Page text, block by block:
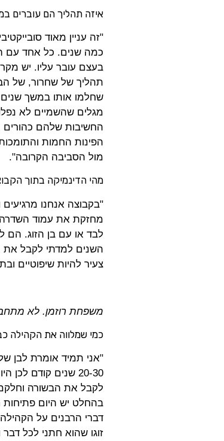
איזה תהליך הם עוברים
"זה עניין מאוד
כמה שנים. כל אחד עם
בעצם עובר עליו. יש
תהליך של שחרור, של
שחלמו אותו במשך שנים
מגלים שהשמיים לא
החשיבות שלהם כהורים
הפינות החמות
מול הסביבה הקרובה".
מהי הדינמיקה בתוך
"בקבוצה אנחנו
מחזקת את עמוד
לבד או עם בן הזוג. הם
השנים למדתי לקבל את
צעיר להיות שיפוטיים
משפחת רוזמן. לא
כמי שמלווה את הקהילה
"אני תמיד אומרת לבן
20-30 שנים קודם
לקבל את הבשורה וחלקם
בהחלט יש היום
דברי הרבנים על
זוגו שהוא חתני לכל